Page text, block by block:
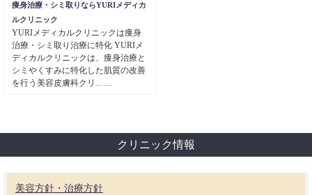
痩身治療・シミ取りならYURIメディカ
ルクリニック
YURIメディカルクリニックは痩身
治療・シミ取り治療に特化 YURIメ
ディカルクリニックは、痩身治療と
シミやくすみに特化した肌質の改善
を行う美容皮膚科クリ……
クリニック情報
美容方針・治療方針